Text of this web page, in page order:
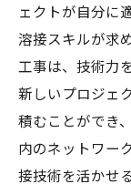
ェクトが自分に
溶接スキルが求
工事は、技術力
新しいプロジェ
積むことができ
内のネットワー
接技術を活かせ